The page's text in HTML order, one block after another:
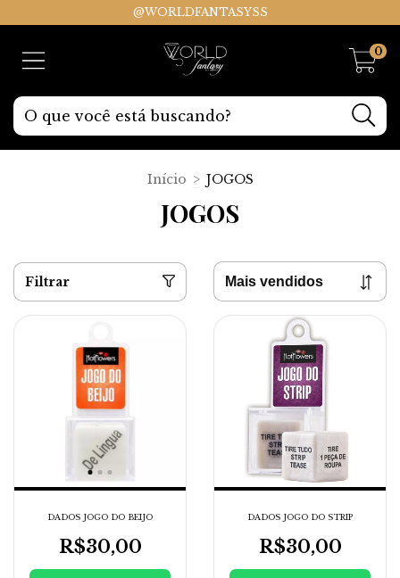
@WORLDFANTASYSS
0
Início > JOGOS
JOGOS
Filtrar
DADOS JOGO DO BEIJO
R$30,00
DADOS JOGO DO STRIP
R$30,00